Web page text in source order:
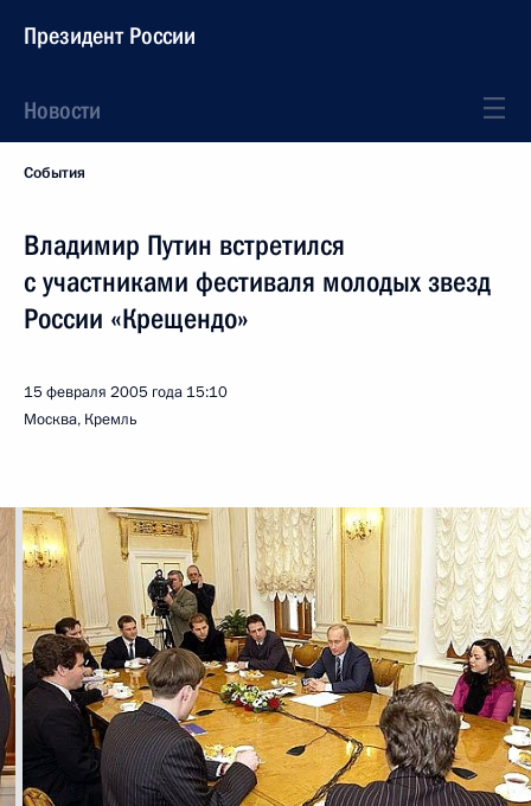
Президент России
Новости
События
Владимир Путин встретился
с участниками фестиваля молодых звезд
России «Крещендо»
15 февраля 2005 года 15:10
Москва, Кремль